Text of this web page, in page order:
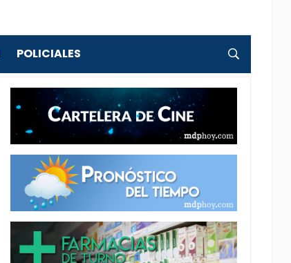
POLICIALES